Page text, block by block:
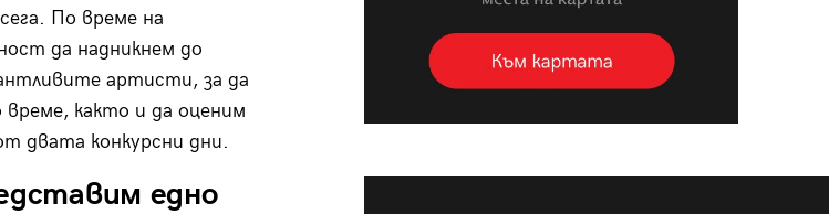
По време на
да надникнем до
артисти, за да
време, както и да оценим
двата конкурсни дни.
едно